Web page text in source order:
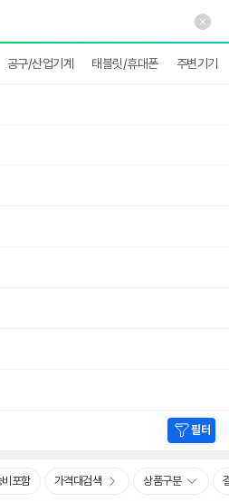
공구/산업기계 태블릿/휴대폰 주변기기
필터
비포함 가격대검색 상품구분